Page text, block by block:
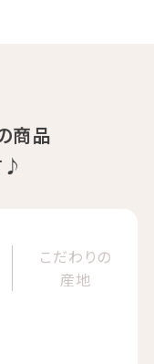
商品
♪
こだわりの
産地